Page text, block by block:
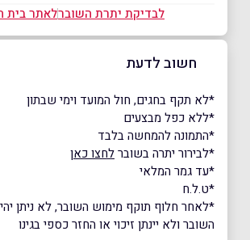
לבדיקת יתרת השוברלאתר בית
חשוב לדעת
*לא תקף בחגים, חול המועד וימי שבתון
*ללא כפל מבצעים
*התמונה להמחשה בלבד
*לבירור יתרה בשוברלחצו כאן
*עד גמר המלאי
*ט.ל.ח
*לאחר חלוף תוקף מימוש השובר, לא ניתן
השובר ולא יינתן זיכוי או החזר כספי בגינו